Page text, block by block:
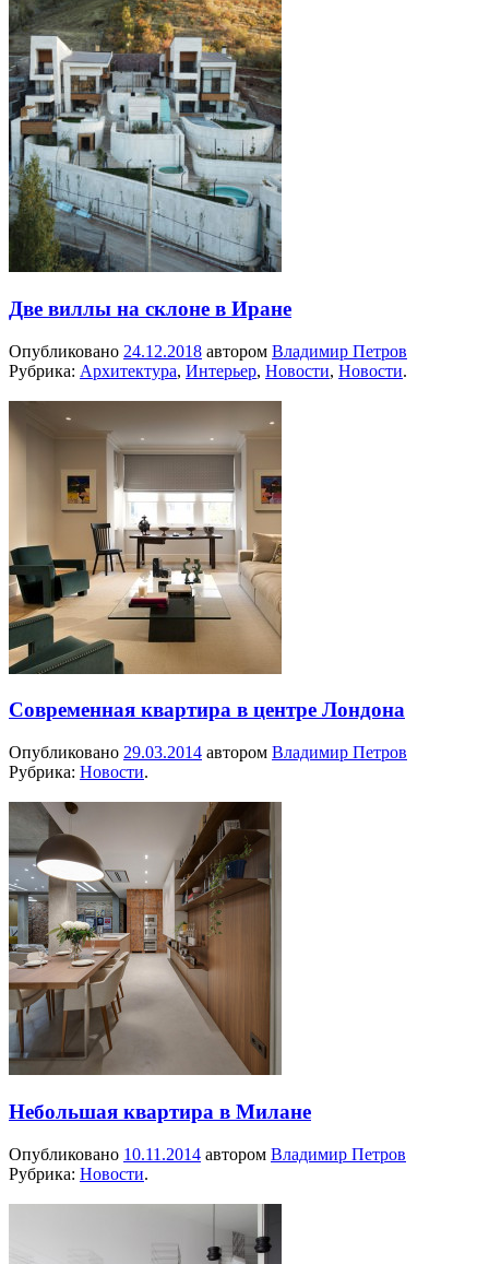
Две виллы на склоне в Иране
Опубликовано 24.12.2018 автором Владимир Петров
Рубрика: Архитектура, Интерьер, Новости, Новости.
Современная квартира в центре Лондона
Опубликовано 29.03.2014 автором Владимир Петров
Рубрика: Новости.
Небольшая квартира в Милане
Опубликовано 10.11.2014 автором Владимир Петров
Рубрика: Новости.